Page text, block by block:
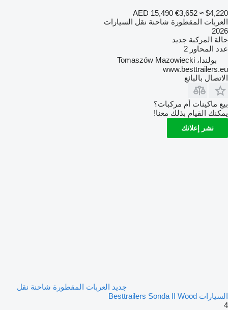
AED 15,490 €3,652 ≈ $4,220
العربات المقطورة شاحنة نقل السيارات
2026
حالة المركبة جديد
عدد المحاور 2
بولندا، Tomaszów Mazowiecki
www.besttrailers.eu
الاتصال بالبائع
بيع ماكينات أم مركبات؟
يمكنك القيام بذلك معنا!
نشر إعلانك
جديد العربات المقطورة شاحنة نقل
السيارات Besttrailers Sonda II Wood
4